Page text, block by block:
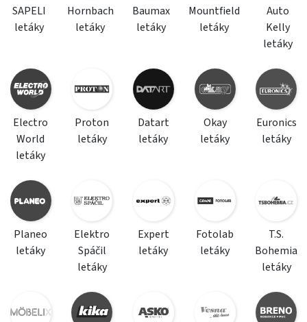
SAPELI
letáky
Hornbach
letáky
Baumax
letáky
Mountfield
letáky
Auto
Kelly
letáky
Electro
World
letáky
Proton
letáky
Datart
letáky
Okay
letáky
Euronics
letáky
Planeo
letáky
Elektro
Spáčil
letáky
Expert
letáky
Fotolab
letáky
T.S.
Bohemia
letáky